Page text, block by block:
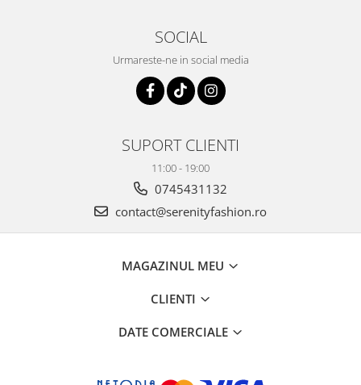
SOCIAL
Urmareste-ne in social media
SUPORT CLIENTI
11:00 - 19:00
0745431132
contact@serenityfashion.ro
MAGAZINUL MEU
CLIENTI
DATE COMERCIALE